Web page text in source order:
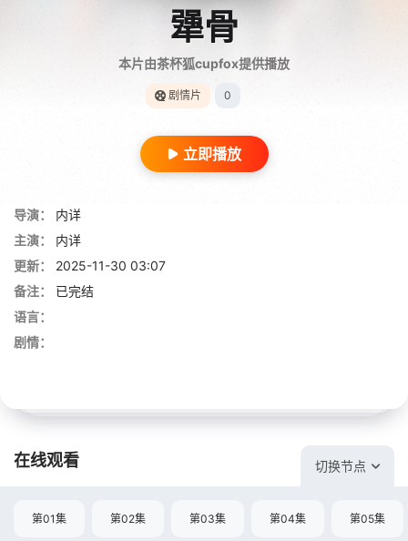
犟骨
本片由茶杯狐cupfox提供播放
剧情片 0
立即播放
导演：
内详
主演：
内详
更新：
2025-11-30 03:07
备注：
已完结
语言：
剧情：
在线观看 切换节点
第01集 第02集 第03集 第04集 第05集